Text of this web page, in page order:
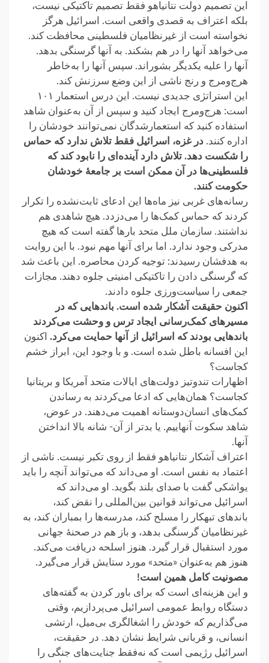
این تصمیم دولت نتانیاهو فقط تصمیم تاکتیکی نیست،
بلکه اعتراف به قصدی واقعی است. اسرائیل ‏هرگز
نخواسته است از غیرنظامیان فلسطینی محافظت کند.
می‌خواهد آنها را در هم بشکند. به ‏آنها گرسنگی بدهد.
آنها را علیه یکدیگر بشوراند. سپس آنها را به‌خاطر
هرج‌ومرج و رنج ناشی ‏از این وضع سرزنش کند.‏
این استراتژی جدیدی نیست. این درس استعمار ۱۰۱
است: هرج‌ومرج ایجاد کنید و سپس از آن ‏به‌عنوان شاهد
استفاده کنید که استعمارشدگان نمی‌توانند خودشان را
اداره کنند. در غزه، اسرائیل ‏فقط تلاش ندارد که حماس
را شکست دهد. تلاش دارد آینده‌ای را نابود کند که
فلسطینی‌ها در آن ‏ممکن است بر جامعهٔ خودشان
حکومت کنند.‏
رسانه‌های غربی نیز ماه‌ها این ادعای ثابت‌نشده را تکرار
کردند که حماس کمک‌ها را می‌دزدد. ‏هیچ شاهدی هم
نداشتند. سازمان ملل متحد بارها گفته است که هیچ
مدرکی وجود ندارد. اما برای ‏آنها مهم نبود. با این روایت
به هدفشان رسیدند: توجیه کردن محاصره. این باعث شد
که گرسنگی ‏دادن را تاکتیکی امنیتی جلوه دهند. مجازات
جمعی را سیاست‌ورزی جلوه دادند.‏
اکنون حقیقت آشکار شده است. باندهایی که در
مسیرهای کمک‌رسانی ایجاد ترس و وحشت ‏می‌کردند
باندهایی بودند که اسرائیل از آنها حمایت می‌کرد. اکنون
این افسانه باطل شده است. و با ‏وجود این، ابراز خشم
کجاست؟
اظهارات تندوتیز دولت‌های ایالات متحد آمریکا و بریتانیا
کجاست؟ همان‌هایی که ادعا می‌کردند ‏به رساندن
کمک‌های انسان‌دوستانه اهمیت می‌دهند. در عوض،
شاهد سکوت آنهاییم. یا بدتر از ‏آن- شانه بالا انداختن
آنها.‏
اعتراف آشکار نتانیاهو فقط از روی تکبر نیست. ناشی از
اعتماد به نفس است. او می‌داند که ‏می‌تواند آنچه را باید
یواشکی گفت با صدای بلند بگوید. او می‌داند که
اسرائیل می‌تواند قوانین ‏بین‌المللی را نقض کند،
باندهای تبهکار را مسلح کند، مدرسه‌ها را بمباران کند، به
غیرنظامیان ‏گرسنگی بدهد، و باز هم در صحنهٔ جهانی
مورد استقبال قرار گیرد. هنوز اسلحه دریافت می‌کند.
‏هنوز هم به‌عنوان «متحد» مورد ستایش قرار می‌گیرد.‏
مصونیت کامل همین است!‏
و این هزینه‌ای است که برای باور کردن به گفته‌های
دستگاه روابط عمومی اسرائیل می‌پردازیم، وقتی
می‌گذاریم که ‏خودش را اشغالگری بی‌میل، ارتشی
انسانی، و قربانی شرایط نشان دهد. در حقیقت،
اسرائیل رژیمی ‏است که نه‌فقط جنایت‌های جنگی را